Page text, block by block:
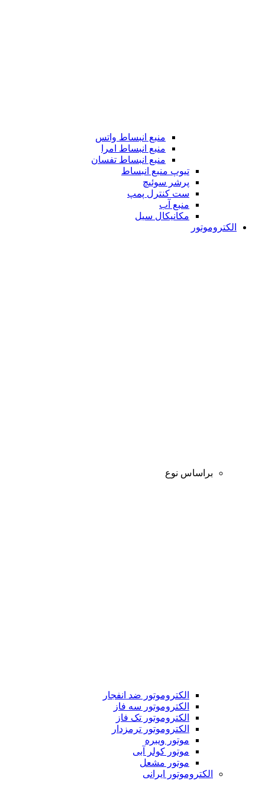
منبع انبساط واتس
منبع انبساط امرا
منبع انبساط تفسان
تیوپ منبع انبساط
پرشر سوئیچ
ست کنترل پمپ
منبع آب
مکانیکال سیل
الکتروموتور
براساس نوع
الکتروموتور ضد انفجار
الکتروموتور سه فاز
الکتروموتور تک فاز
الکتروموتور ترمزدار
موتور ویبره
موتور کولر آبی
موتور مشعل
الکتروموتور ایرانی